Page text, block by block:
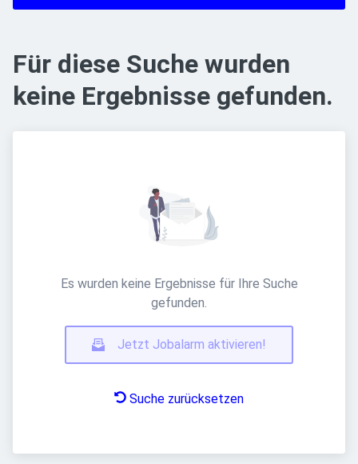
Für diese Suche wurden
keine Ergebnisse gefunden.
Es wurden keine Ergebnisse für Ihre Suche
gefunden.
Jetzt Jobalarm aktivieren!
Suche zurücksetzen